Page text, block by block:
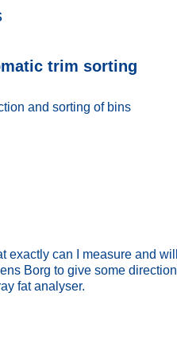
trim sorting
and sorting of bins
exactly can I measure and will
Borg to give some direction
fat analyser.